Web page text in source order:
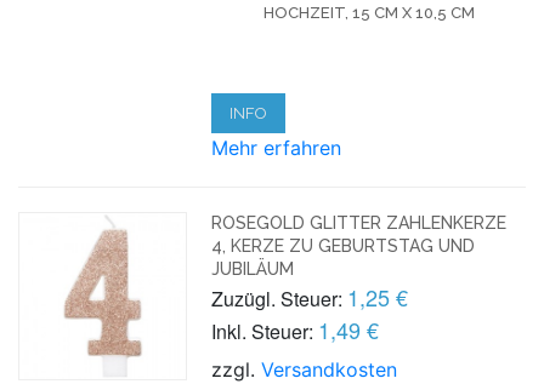
HOCHZEIT, 15 CM X 10,5 CM
INFO
Mehr erfahren
ROSEGOLD GLITTER ZAHLENKERZE
4, KERZE ZU GEBURTSTAG UND
JUBILÄUM
Zuzügl. Steuer: 1,25 €
Inkl. Steuer: 1,49 €
zzgl.Versandkosten